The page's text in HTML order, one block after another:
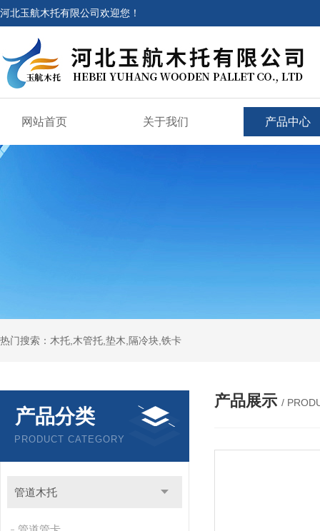
河北玉航木托有限公司欢迎您！
网站首页 关于我们 产品中心
热门搜索：木托,木管托,垫木,隔冷块,铁卡
产品分类
PRODUCT CATEGORY
管道木托
产品展示 /